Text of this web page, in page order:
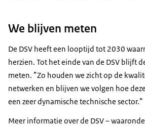
We blijven meten
De DSV heeft een looptijd tot 2030
herzien. Tot het einde van de DSV blijft
meten. ”Zo houden we zicht op de
netwerken en blijven we volgen hoe
een zeer dynamische technische sector.”
Meer informatie over de DSV –